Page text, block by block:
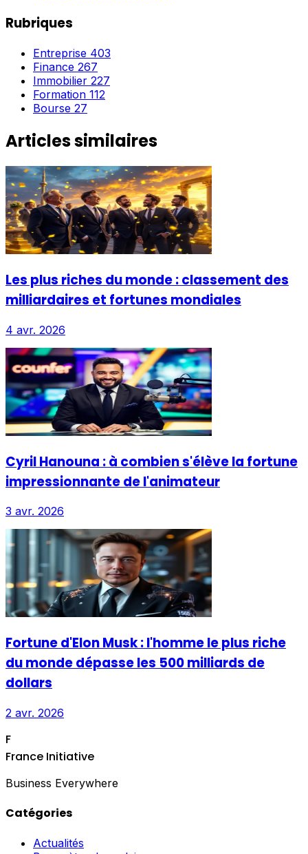
Rubriques
Entreprise 403
Finance 267
Immobilier 227
Formation 112
Bourse 27
Articles similaires
Les plus riches du monde : classement des
milliardaires et fortunes mondiales
4 avr. 2026
Cyril Hanouna : à combien s'élève la fortune
impressionnante de l'animateur
3 avr. 2026
Fortune d'Elon Musk : l'homme le plus riche
du monde dépasse les 500 milliards de
dollars
2 avr. 2026
F
France Initiative
Business Everywhere
Catégories
Actualités